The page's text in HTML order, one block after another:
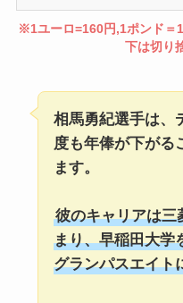
※1ユーロ=160円,1ポンド＝
下は切り
相馬勇紀選手は、
度も年俸が下がる
ます。
彼のキャリアは三
まり、早稲田大学
グランパスエイト